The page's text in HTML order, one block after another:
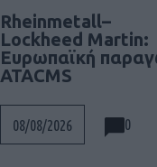
Rheinmetall–
Lockheed Martin:
Ευρωπαϊκή
ATACMS
08/08/2026 0